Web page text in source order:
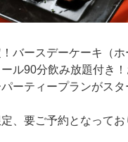
バースデーケーキ（ホ
ル90分飲み放題付き
ーティープランがスタ
、要ご予約となってお